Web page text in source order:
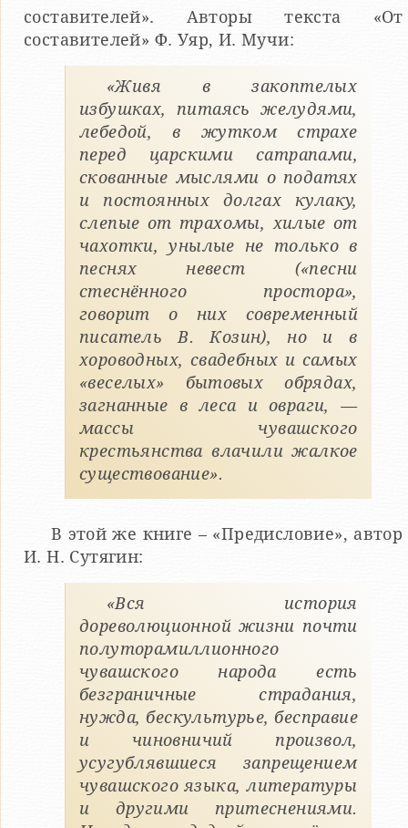
составителей». Авторы текста «От
составителей» Ф. Уяр, И. Мучи:
«Живя в закоптелых
избушках, питаясь желудями,
лебедой, в жутком страхе
перед царскими сатрапами,
скованные мыслями о податях
и постоянных долгах кулаку,
слепые от трахомы, хилые от
чахотки, унылые не только в
песнях невест («песни
стеснённого простора»,
говорит о них современный
писатель В. Козин), но и в
хороводных, свадебных и самых
«веселых» бытовых обрядах,
загнанные в леса и овраги, —
массы чувашского
крестьянства влачили жалкое
существование».
В этой же книге – «Предисловие», автор
И. Н. Сутягин:
«Вся история
дореволюционной жизни почти
полуторамиллионного
чувашского народа есть
безграничные страдания,
нужда, бескультурье, бесправие
и чиновничий произвол,
усугублявшиеся запрещением
чувашского языка, литературы
и другими притеснениями.